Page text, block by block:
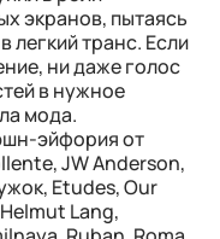
экранов, пытаясь
легкий транс. Если
ни даже голос
в нужное
мода.
эйфория от
JW Anderson,
Etudes, Our
Lang,